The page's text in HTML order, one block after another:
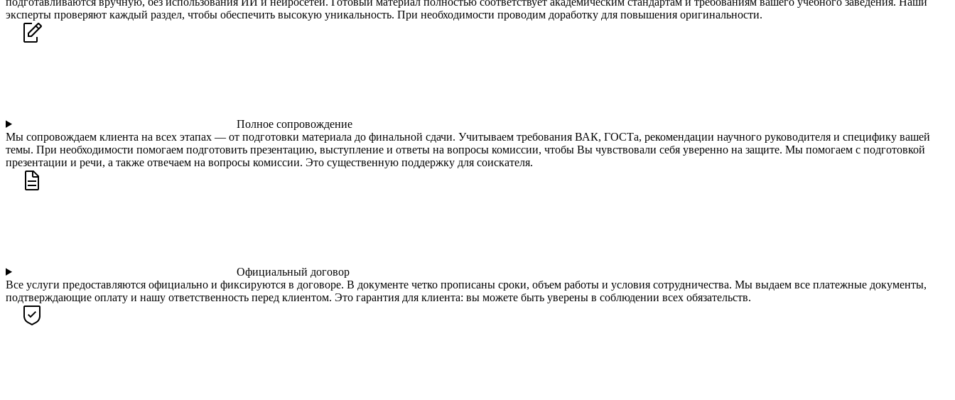
эксперты проверяют каждый раздел, чтобы обеспечить высокую уникальность. При необходимости проводим доработку для повышения оригинальности.
Полное сопровождение
Мы сопровождаем клиента на всех этапах — от подготовки материала до финальной сдачи. Учитываем требования ВАК, ГОСТа, рекомендации научного руководителя и специфику вашей
темы. При необходимости помогаем подготовить презентацию, выступление и ответы на вопросы комиссии, чтобы Вы чувствовали себя уверенно на защите. Мы помогаем с подготовкой
презентации и речи, а также отвечаем на вопросы комиссии. Это существенную поддержку для соискателя.
Официальный договор
Все услуги предоставляются официально и фиксируются в договоре. В документе четко прописаны сроки, объем работы и условия сотрудничества. Мы выдаем все платежные документы,
подтверждающие оплату и нашу ответственность перед клиентом. Это гарантия для клиента: вы можете быть уверены в соблюдении всех обязательств.